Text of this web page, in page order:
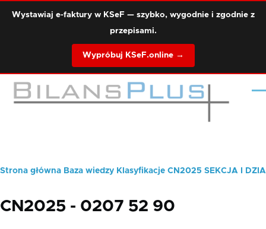
Wystawiaj e-faktury w KSeF — szybko, wygodnie i zgodnie z
przepisami.
Wypróbuj KSeF.online →
Ścieżka
Strona główna Baza wiedzy Klasyfikacje CN2025 SEKCJA I
CN2025 - 0207 52 90